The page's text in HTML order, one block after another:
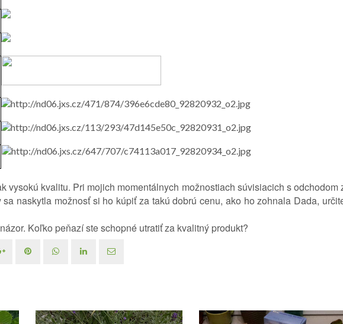
vysokú kvalitu. Pri mojich momentálnych možnostiach súvisiacich s odchodom
naskytla možnosť si ho kúpiť za takú dobrú cenu, ako ho zohnala Dada,
Koľko peňazí ste schopné utratiť za kvalitný produkt?